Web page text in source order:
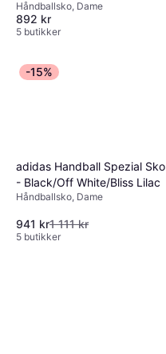
Pink/Orange/Off White
Håndballsko, Dame
892 kr
5 butikker
-15%
adidas Handball Spezial Sko
- Black/Off White/Bliss Lilac
Håndballsko, Dame
941 kr1 111 kr
5 butikker